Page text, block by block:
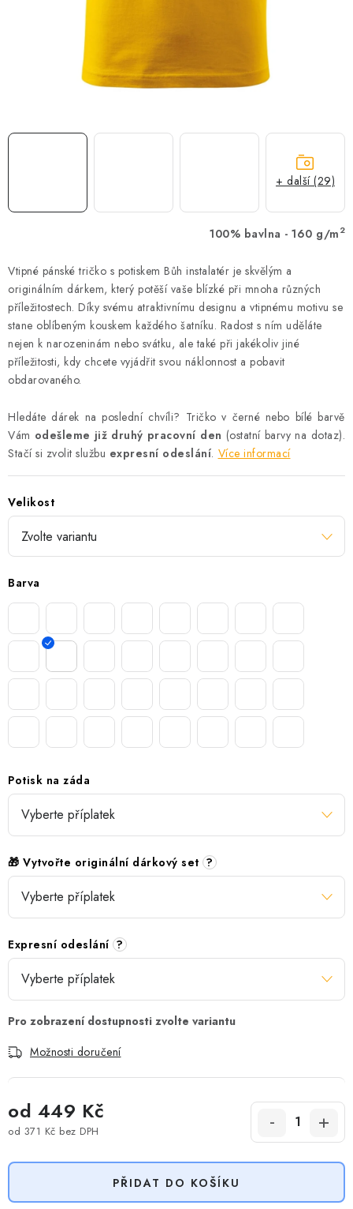
Časté otázky
Doprava a platba
Obchodní podmínky
100% bavlna - 160 g/m 2
Vtipné pánské tričko s potiskem Bůh instalatér je skvělým a
originálním dárkem, který potěší vaše blízké při mnoha různých
příležitostech. Díky svému atraktivnímu designu a vtipnému motivu se
stane oblíbeným kouskem každého šatníku. Radost s ním uděláte
nejen k narozeninám nebo svátku, ale také při jakékoliv jiné
příležitosti, kdy chcete vyjádřit svou náklonnost a pobavit
obdarovaného.
Hledáte dárek na poslední chvíli? Tričko v černé nebo bílé barvě
Vám odešleme již druhý pracovní den (ostatní barvy na dotaz).
Stačí si zvolit službu expresní odeslání. Více informací
Velikost
Barva
Potisk na záda
🎁 Vytvořte originální dárkový set ?
Expresní odeslání ?
Možnosti doručení
od 449 Kč
od 371 Kč bez DPH
PŘIDAT DO KOŠÍKU
+ další (29)